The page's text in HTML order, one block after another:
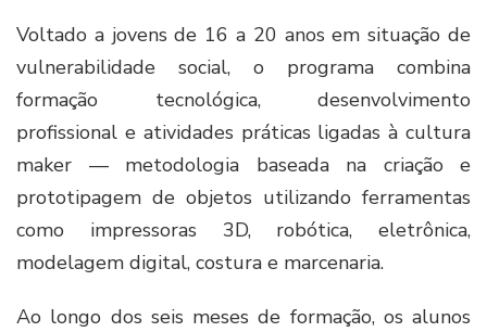
Voltado a jovens de 16 a 20 anos em situação de
vulnerabilidade social, o programa combina
formação tecnológica, desenvolvimento
profissional e atividades práticas ligadas à cultura
maker — metodologia baseada na criação e
prototipagem de objetos utilizando ferramentas
como impressoras 3D, robótica, eletrônica,
modelagem digital, costura e marcenaria.
Ao longo dos seis meses de formação, os alunos